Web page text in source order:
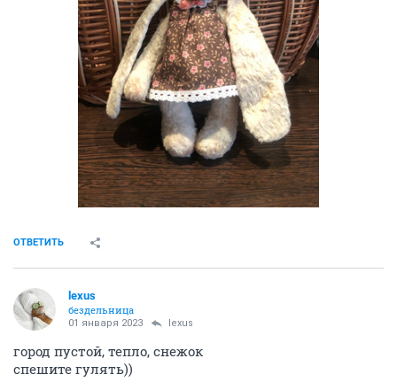
ОТВЕТИТЬ
lexus
бездельница
01 января 2023 lexus
город пустой, тепло, снежок
спешите гулять))